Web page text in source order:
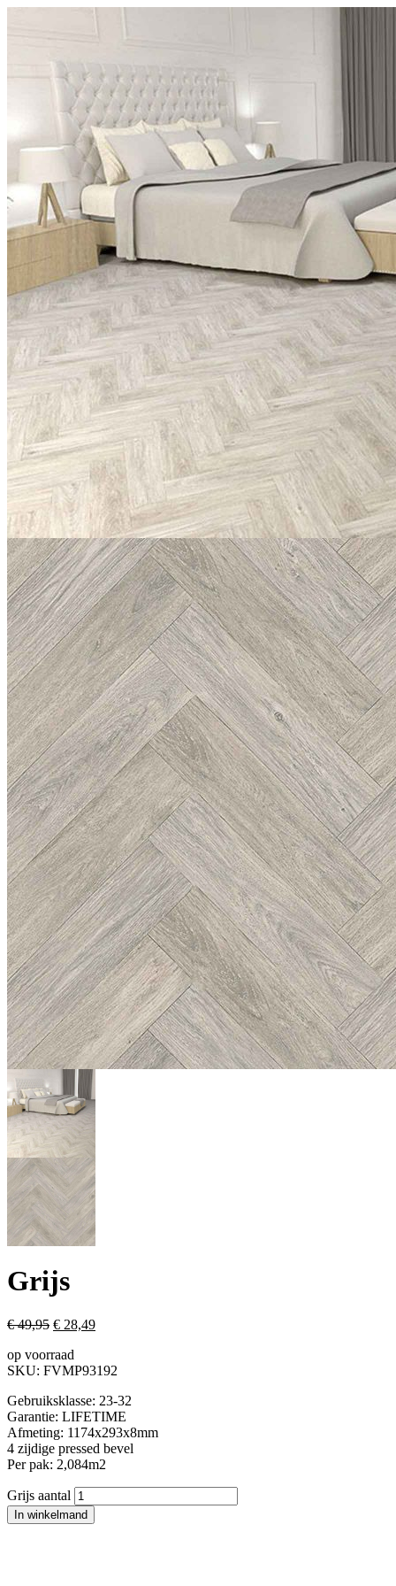
Grijs
€49,95 € 28,49
op voorraad
SKU: FVMP93192
Gebruiksklasse: 23-32
Garantie: LIFETIME
Afmeting: 1174x293x8mm
4 zijdige pressed bevel
Per pak: 2,084m2
Grijs aantal
In winkelmand